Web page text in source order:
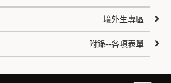
境外生專區
附錄--各項表單